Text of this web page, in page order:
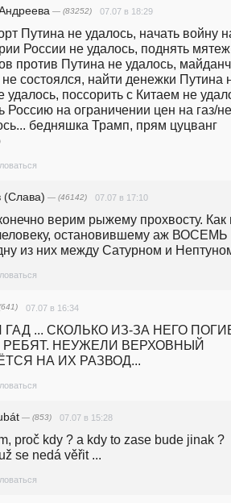
— (83252) 07.07 в 18:29
Путина не удалось, начать войну
России не удалось, поднять мятеж
против Путина не удалось,
не состоялся, найти денежки Путина
удалось, поссорить с Китаем не
Россию на ограничении цен на газ/
бедняшка Трамп, прям цуцванг
(Слава) — (46142) 07.07 в 17:10
верим рыжему прохвосту. Как
остановившему аж ВОСЕМЬ
из них между Сатурном и
07.07 в 16:34
... СКОЛЬКО ИЗ-ЗА НЕГО
НЕУЖЕЛИ ВЕРХОВНЫЙ
НА ИХ РАЗВОД...
— (853) 07.07 в 15:28
proč kdy ? a kdy to zase bude jinak ?
se nedá věřit ...